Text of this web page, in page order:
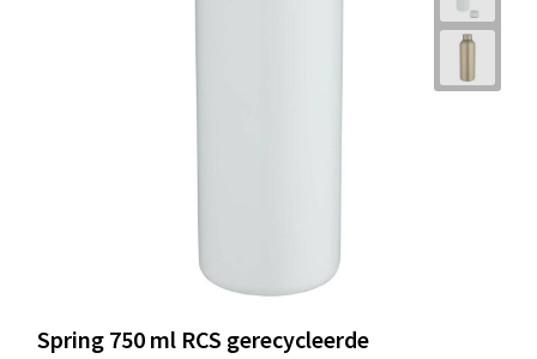
Spring 750 ml RCS gerecycleerde